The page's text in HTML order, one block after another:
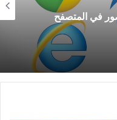
في المتصفح